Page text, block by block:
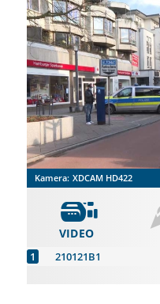
Kamera: XDCAM HD422
VIDEO
210121B1